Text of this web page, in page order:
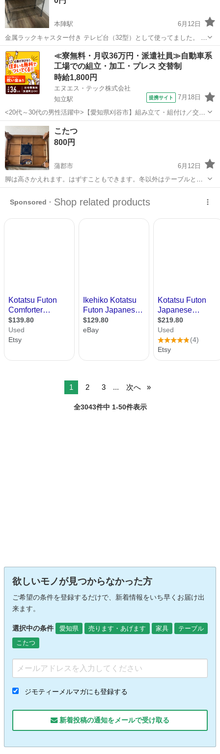
本陣駅
6月12日
金属ラックキャスター付き テレビ台（32型）として使ってました。 別
のテレビ台を買って、不要になったので出品します。 引渡し場所は、
東山線の本陣駅が最寄りになります。 ノーリターンノークレームでお
願いします。
愛知 名古屋市 本陣駅 テーブル ラック
≪寮無料・月収36万円・派遣社員≫自動車系
工場での組立・加工・プレス 交替制
時給1,800円
エヌエス・テック株式会社
知立駅
提携サイト 7月18日
<20代～30代の男性活躍中>【愛知県刈谷市】組み立て・組付け／交替
制／月収36.2万円以上可能！／ngy143-99 仕事概要 仕事概要 困った時
／トラブル時のサポートも万全 ー・ー・ー・ー・ー・ー 毎週火曜/金
曜 入社...
愛知 刈谷市 知立駅
こたつ
800円
蒲郡市
6月12日
脚は高さかえれます。はずすこともできます。冬以外はテーブルとし
てお使いただけます。サイズ109✖️79 早めに処分いたしますので気に
なる方はお問い合わせください。取りに来て下さる方に限らせていた
だきます。脚の高さ長い方38セ...
1 2 3 ... 次へ
全3043件中 1-50件表示
欲しいモノが見つからなかった方
ご希望の条件を登録するだけで、新着情報をいち早くお届け出
来ます。
選択中の条件 愛知県 売ります・あげます 家具
テーブル
こたつ
ジモティーメルマガにも登録する
新着投稿の通知をメールで受け取る